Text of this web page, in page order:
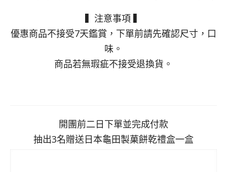
▍注意事項 ▍
優惠商品不接受7天鑑賞，下單前請先確認尺寸，口
味。
商品若無瑕疵不接受退換貨。
開團前二日下單並完成付款
抽出3名贈送日本龜田製菓餅乾禮盒一盒